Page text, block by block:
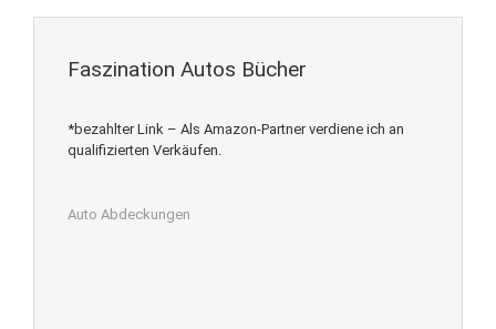
Faszination Autos Bücher
*bezahlter Link – Als Amazon-Partner verdiene ich an
qualifizierten Verkäufen.
Auto Abdeckungen